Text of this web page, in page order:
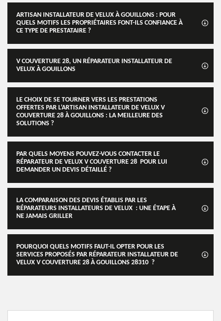
ARTISAN INSTALLATEUR DE VELUX À GOUILLONS : POUR
QUELS MOTIFS LES PROPRIÉTAIRES FONT-ILS CONFIANCE À
CE TYPE DE PRESTATAIRE ?
V COUVERTURE 28, UN RÉPARATEUR INSTALLATEUR DE
VELUX À GOUILLONS
LE CHOIX DE SE TOURNER VERS LES PRESTATIONS
OFFERTES PAR L’ARTISAN INSTALLATEUR DE VELUX V
COUVERTURE 28 À GOUILLONS : LA MEILLEURE DES
SOLUTIONS ?
PAR QUELS MOYENS POUVEZ-VOUS CONTACTER LE
RÉPARATEUR DE VELUX V COUVERTURE 28 POUR LUI
DEMANDER UN DEVIS DÉTAILLÉ ?
LA COMPARAISON DES DEVIS ÉTABLIS PAR LES
RÉPARATEURS INSTALLATEURS DE VELUX : UNE ÉTAPE À
NE JAMAIS GRILLER
POURQUOI QUELS MOTIFS FAUT-IL OPTER POUR LES
SERVICES PROPOSÉS PAR RÉPARATEUR INSTALLATEUR DE
VELUX V COUVERTURE 28 À GOUILLONS 28310 ?